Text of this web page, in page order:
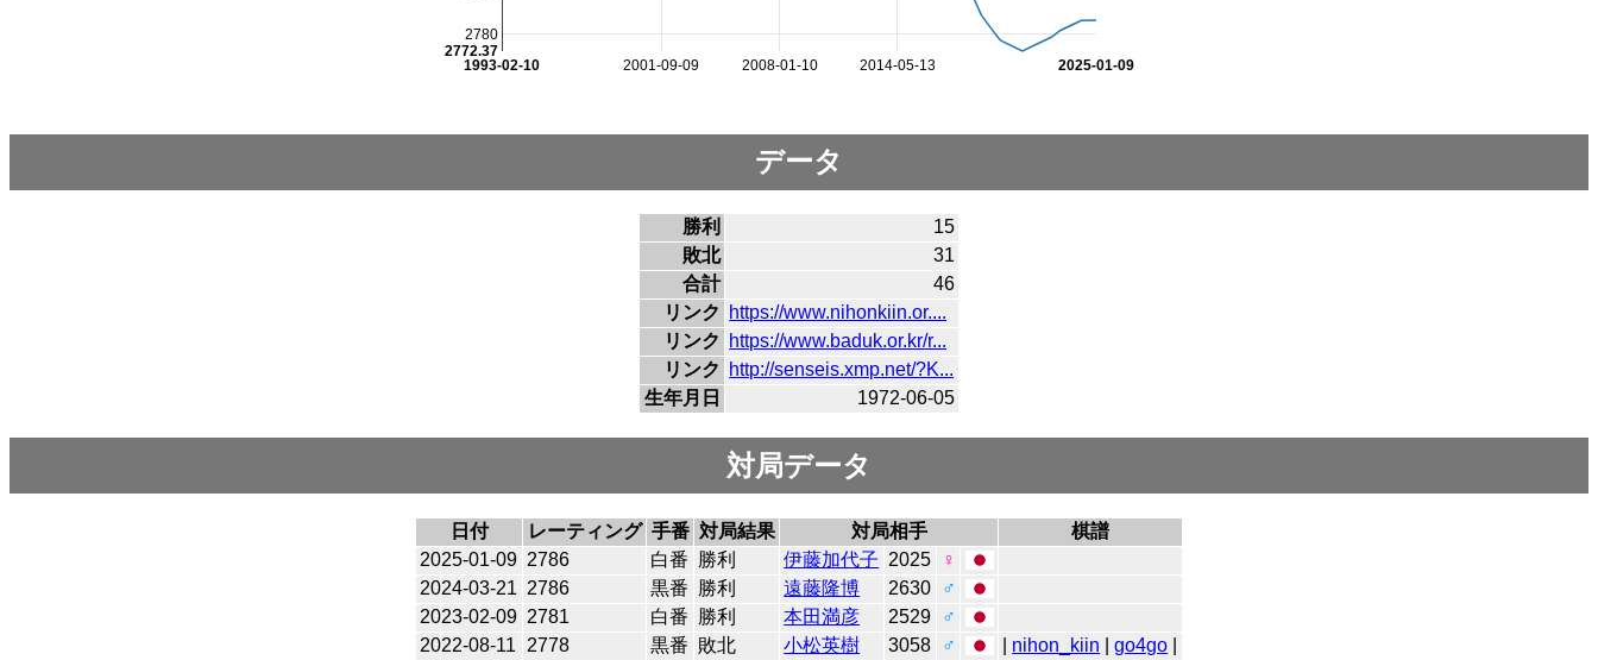
2001-09-09 2008-01-10 2014-05-13
1993-02-10 2025-01-09
2780
2772.37
データ
勝利
15
敗北
31
合計
46
リンク
https://www.nihonkiin.or....
リンク
https://www.baduk.or.kr/r...
リンク
http://senseis.xmp.net/?K...
生年月日
1972-06-05
対局データ
日付 レーティング 手番 対局結果 対局相手
棋譜
2025-01-09 2786 白番 勝利 伊藤加代子 2025
♀
2024-03-21 2786 黒番 勝利 遠藤隆博 2630
♂
2023-02-09 2781 白番 勝利 本田満彦 2529
♂
2022-08-11
2778 黒番 敗北 小松英樹 3058 ♂ nihon_kiin |go4go